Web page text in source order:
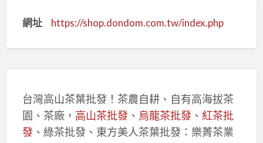
網址 https://shop.dondom.com.tw/index.php
台灣高山茶葉批發！茶農自耕、自有高海拔茶
園、茶廠， 高山茶批發、 烏龍茶批發、 紅茶批
發、綠茶批發、東方美人茶葉批發：樂菁茶業